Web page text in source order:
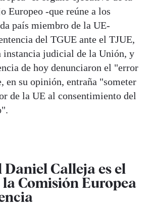
Europeo -que reúne a los
país miembro de la UE-
del TGUE ante el TJUE,
instancia judicial de la Unión, y
de hoy denunciaron el "error
en su opinión, entraña "someter
de la UE al consentimiento del
Daniel Calleja es el
Comisión Europea